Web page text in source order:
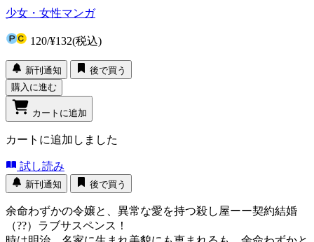
少女・女性マンガ
120/¥132(税込)
新刊通知
後で買う
購入に進む
カートに追加
カートに追加しました
試し読み
新刊通知 後で買う
余命わずかの令嬢と、異常な愛を持つ殺し屋ーー契約結婚
（??）ラブサスペンス！